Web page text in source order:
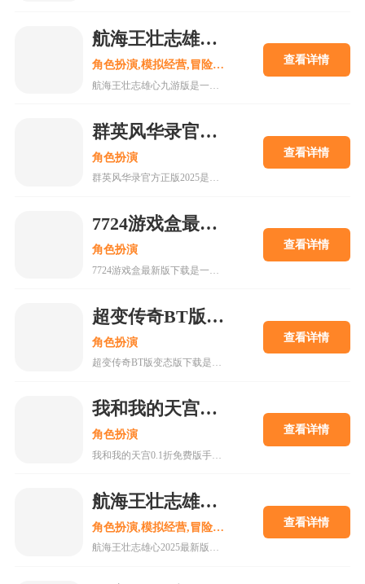
航海王壮志雄心九游版
角色扮演,模拟经营,冒险解谜
航海王壮志雄心九游版是一款腾讯魔方工作室制作的海贼王正版格斗手游，游戏玩法类似火影忍者手游，玩家可以在游戏中召集你喜欢的海贼王角色一起冒险，组建属于你的最强海贼团。游戏还原原作剧情故事，丰富的主线故事流程，再一次和草帽一伙踏上伟大航道。喜欢的快来18183下载吧~
查看详情
群英风华录官方正版2025
角色扮演
群英风华录官方正版2025是一款集策略、养成与冒险于一体的国风卡牌游戏，以三国背景为题材，玩家将在历史的洪流中书写属于自己的传奇篇章，通过招募群英，征战四方称霸天下。喜欢的快来18183下载吧~
查看详情
7724游戏盒最新版下载
角色扮演
7724游戏盒最新版下载是一款h5游戏盒子,使用该软件用户可以随意体验各种网页游戏,海量在线游戏资源,无需下载,无需pc即可游玩,更有上千款热门破解游戏可以在线畅玩.感兴趣的朋友可以来下载。
查看详情
超变传奇BT版变态版下载
角色扮演
超变传奇BT版变态版下载是一款以PK为主的大型即时战斗游戏。经典复古的传奇游戏,轻松挂机,高度自由的开放性规则设定等你来解锁!
查看详情
我和我的天宫0.1折免费版手游
角色扮演 查看详情
航海王壮志雄心2025最新版
角色扮演,模拟经营,冒险解谜
航海王壮志雄心2025最新版是一款以全新的航海王游戏过程打造独特的互动式冒险，更高品质的剧情和还原动漫角色的旅途在这里为你呈现。喜欢的小伙伴还在等什么呢?快来18183下载这款游戏吧~
查看详情